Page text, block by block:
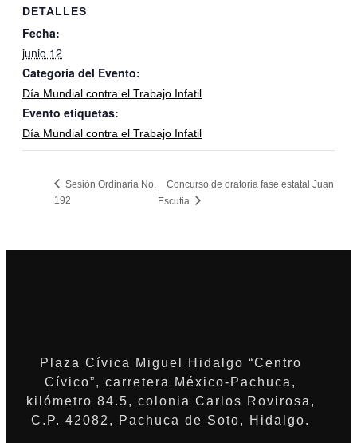
DETALLES
Fecha:
junio 12
Categoría del Evento:
Día Mundial contra el Trabajo Infatil
Evento etiquetas:
Día Mundial contra el Trabajo Infatil
Sesión Ordinaria No.
192
Concurso de oratoria fase estatal Juan
Escutia
Plaza Cívica Miguel Hidalgo “Centro
Cívico”, carretera México-Pachuca,
kilómetro 84.5, colonia Carlos Rovirosa,
C.P. 42082, Pachuca de Soto, Hidalgo.